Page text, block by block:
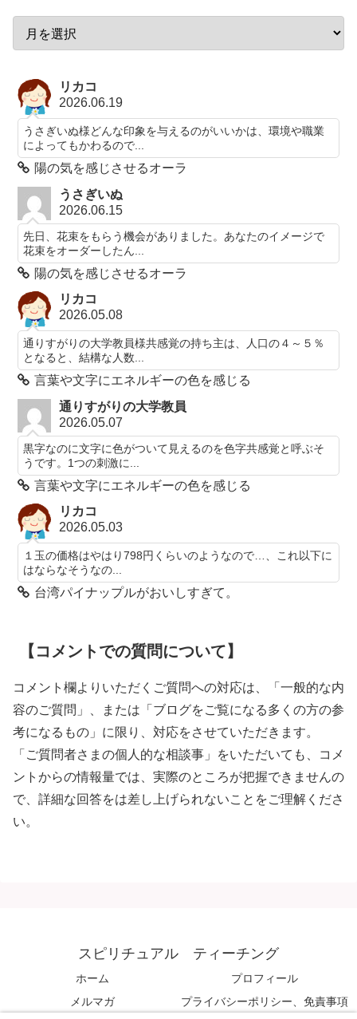
リカコ
2026.06.19
うさぎいぬ様どんな印象を与えるのがいいかは、環境や職業
によってもかわるので...
陽の気を感じさせるオーラ
うさぎいぬ
2026.06.15
先日、花束をもらう機会がありました。あなたのイメージで
花束をオーダーしたん...
陽の気を感じさせるオーラ
リカコ
2026.05.08
通りすがりの大学教員様共感覚の持ち主は、人口の４～５％
となると、結構な人数...
言葉や文字にエネルギーの色を感じる
通りすがりの大学教員
2026.05.07
黒字なのに文字に色がついて見えるのを色字共感覚と呼ぶそ
うです。1つの刺激に...
言葉や文字にエネルギーの色を感じる
リカコ
2026.05.03
１玉の価格はやはり798円くらいのようなので…、これ以下に
はならなそうなの...
台湾パイナップルがおいしすぎて。
【コメントでの質問について】
コメント欄よりいただくご質問への対応は、「一般的な内
容のご質問」、または「ブログをご覧になる多くの方の参
考になるもの」に限り、対応をさせていただきます。
「ご質問者さまの個人的な相談事」をいただいても、コメ
ントからの情報量では、実際のところが把握できませんの
で、詳細な回答をは差し上げられないことをご理解くださ
い。
スピリチュアル ティーチング
ホーム
プロフィール
メルマガ
プライバシーポリシー、免責事項